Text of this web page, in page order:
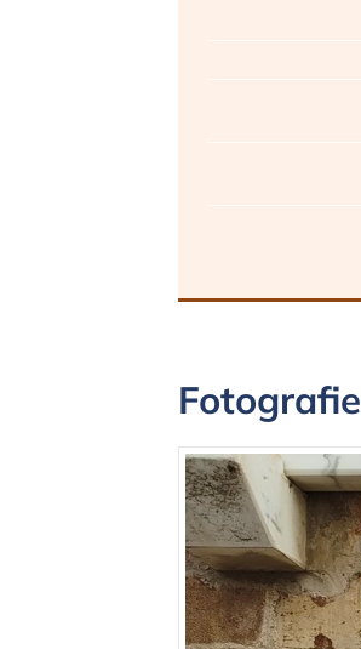
Fotografie